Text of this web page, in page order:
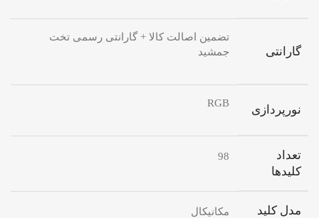
گارانتی
تضمین اصالت کالا + گارانتی رسمی تخت
جمشید
نورپردازی RGB
تعداد
کلیدها
98
مدل کلید
مکانیکال